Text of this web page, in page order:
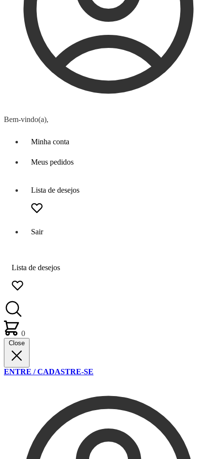
Bem-vindo(a),
Minha conta
Meus pedidos
Lista de desejos
Sair
Lista de desejos
0
Close
ENTRE / CADASTRE-SE